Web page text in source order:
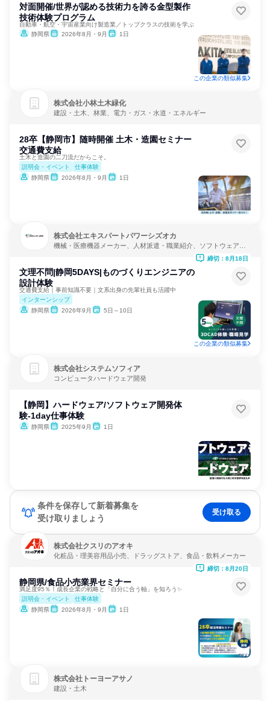
対面開催/世界が認める技術力を誇る金型製作
技術体験プログラム
自動車・航空・宇宙産業向け製造業／トップクラスの技術を学ぶ
静岡県
2026年8月・9月 1日
この企業の類似募集
株式会社小林土木緑化
建設・土木、林業、電力・ガス・水道・エネルギー
28卒【静岡市】随時開催 土木・造園セミナー
交通費支給
土木と造園の二刀流だからこそ。
説明会・イベント
仕事体験
静岡県
2026年8月・9月 1日
株式会社エキスパートパワーシズオカ
機械・医療機器メーカー、人材派遣・職業紹介、ソフトウェア開
文理不問|静岡5DAYS|ものづくりエンジニアの
設計体験
交通費支給｜事前知識不要｜文系出身の先輩社員も活躍中
インターンシップ
静岡県
2026年9月 5日～10日
締切：8月18日
この企業の類似募集
株式会社システムソフィア
コンピュータハードウェア開発
【静岡】ハードウェア/ソフトウェア開発体
験-1day仕事体験
静岡県 2025年9月 1日
条件を保存して新着募集を
受け取りましょう
受け取る
株式会社クスリのアオキ
化粧品・理美容用品小売、ドラッグストア、食品・飲料メーカー
静岡県/食品小売業界セミナー
満足度95％！成長企業の戦略と「自分に合う軸」を知ろう✨
説明会・イベント
仕事体験
静岡県
2026年8月・9月 1日
締切：8月20日
株式会社トーヨーアサノ
建設・土木